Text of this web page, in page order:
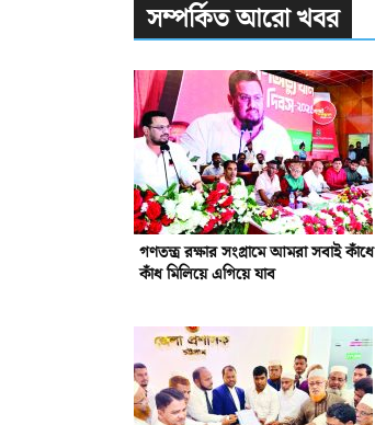
সম্পর্কিত আরো খবর
গণতন্ত্র রক্ষার সংগ্রামে আমরা সবাই কাঁধে
কাঁধ মিলিয়ে এগিয়ে যাব